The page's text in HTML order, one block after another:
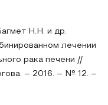
Н.Н. и др.
лечении
рака печени //
– 2016. – № 12. –